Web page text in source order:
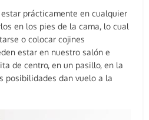
prácticamente en cualquier
en los pies de la cama, lo cual
o colocar cojines
estar en nuestro salón e
de centro, en un pasillo, en la
posibilidades dan vuelo a la